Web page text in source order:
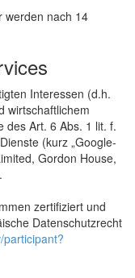
werden nach 14
Interessen (d.h.
wirtschaftlichem
des Art. 6 Abs. 1 lit. f.
(kurz „Google-
Gordon House,
zertifiziert und
Datenschutzrecht
participant?